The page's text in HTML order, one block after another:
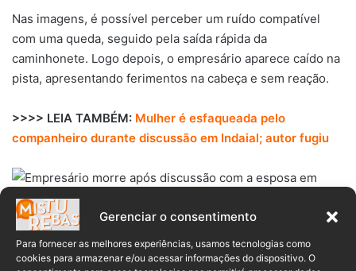
Gerenciar o consentimento
Para fornecer as melhores experiências, usamos tecnologias como
cookies para armazenar e/ou acessar informações do dispositivo. O
Nas imagens, é possível perceber um ruído compatível
com uma queda, seguido pela saída rápida da
caminhonete. Logo depois, o empresário aparece caído na
pista, apresentando ferimentos na cabeça e sem reação.
>>>> LEIA TAMBÉM: Mulher é esfaqueada pelo
companheiro durante discussão em Indaial; autor fugiu
Créditos: Reprodução / Misturebas News
Quando os policiais conversaram com a mulher no